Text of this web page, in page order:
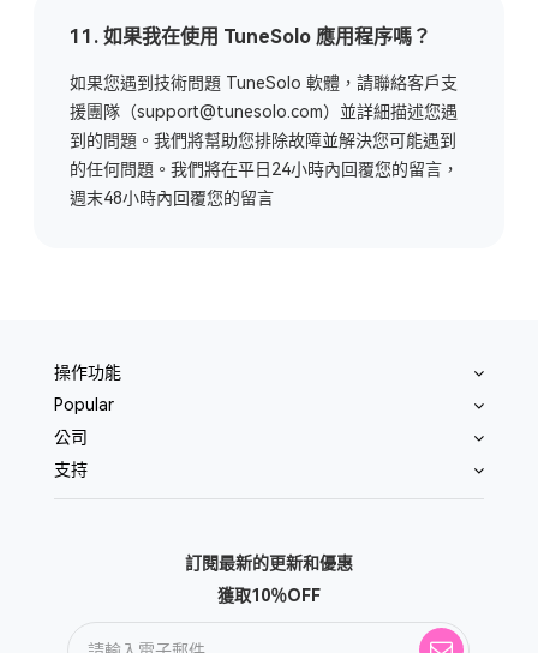
11. 如果我在使用 TuneSolo 應用程序嗎？
如果您遇到技術問題 TuneSolo 軟體，請聯絡客戶支
援團隊（support@tunesolo.com）並詳細描述您遇
到的問題。我們將幫助您排除故障並解決您可能遇到
的任何問題。我們將在平日24小時內回覆您的留言，
週末48小時內回覆您的留言
操作功能
Popular
公司
支持
訂閱最新的更新和優惠
獲取10％OFF